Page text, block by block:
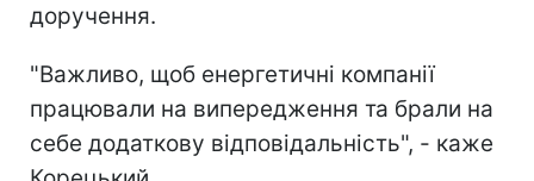
доручення.
"Важливо, щоб енергетичні компанії
працювали на випередження та брали на
себе додаткову відповідальність", - каже